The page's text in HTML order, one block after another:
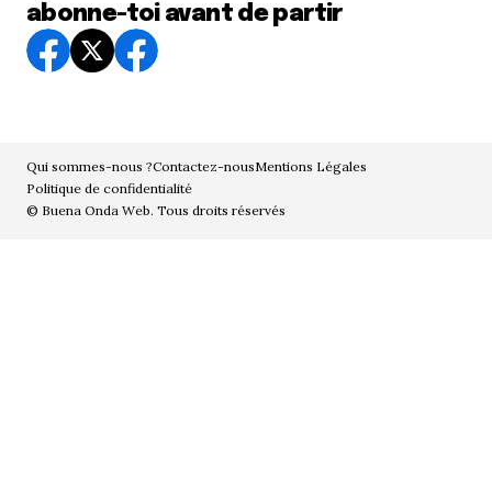
abonne-toi avant de partir
Qui sommes-nous ?Contactez-nousMentions Légales
Politique de confidentialité
© Buena Onda Web. Tous droits réservés